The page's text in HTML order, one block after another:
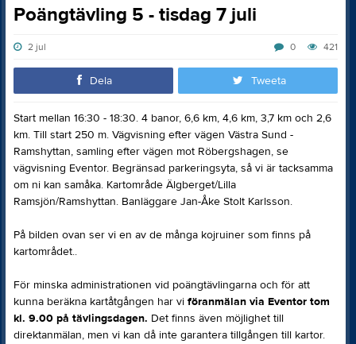
Poängtävling 5 - tisdag 7 juli
2 jul 421
0
Dela Tweeta
Start mellan 16:30 - 18:30. 4 banor, 6,6 km, 4,6 km, 3,7 km och 2,6
km. Till start 250 m. Vägvisning efter vägen Västra Sund -
Ramshyttan, samling efter vägen mot Röbergshagen, se
vägvisning Eventor. Begränsad parkeringsyta, så vi är tacksamma
om ni kan samåka. Kartområde Älgberget/Lilla
Ramsjön/Ramshyttan. Banläggare Jan-Åke Stolt Karlsson.
På bilden ovan ser vi en av de många kojruiner som finns på
kartområdet..
För minska administrationen vid poängtävlingarna och för att
kunna beräkna kartåtgången har vi föranmälan via Eventor tom
kl. 9.00 på tävlingsdagen. Det finns även möjlighet till
direktanmälan, men vi kan då inte garantera tillgången till kartor.